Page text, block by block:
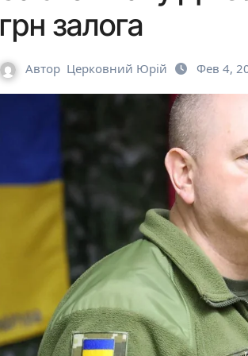
грн залога
Автор Церковний Юрій Фев 4,